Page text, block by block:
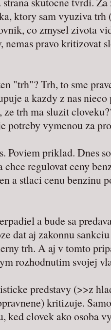
ktory sam vyuziva trh
co zmysel zivota
nemas pravo kritizovat
"trh"? Trh, to sme
a kazdy z nas nieco
trh ma sluzit
potreby vymenou za
Poviem priklad. Dnes
chce regulovat ceny
a stlaci cenu benzinu
a bude sa
dat aj zakonnu
trh. A aj v tomto
rozhodnutim svojej
predstavy (>>z
kritizuje.
ked clovek ako osoba